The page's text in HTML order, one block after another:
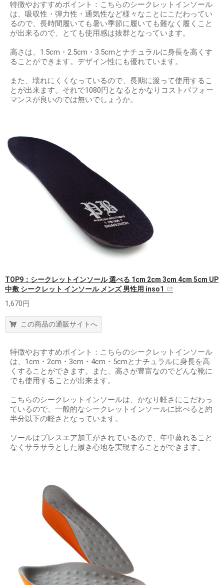
特徴やおすすめポイント：こちらのシークレットインソール
は、吸収性・弾力性・通気性など様々なことにこだわってい
るので、長時間履いても暑い季節に履いても難なく履くこと
が出来るので、とても使用感は抜群となっています。
高さは、1.5cm・2.5cm・3.5cmとナチュラルに身長を高くす
ることができます。デザイン性にも優れています。
また、壊れにくくなっているので、長期に渡って使用するこ
とが出来ます。それで1080円となるとかなりコストパフォー
マンスが良いのでは無いでしょうか。
TOP9：シークレットインソール 選べる 1cm 2cm 3cm 4cm 5cm UP
中敷 シークレット インソール メンズ 男性用 inso1
1,670円
この商品の通販サイトへ
特徴やおすすめポイント：こちらのシークレットインソール
は、1cm・2cm・3cm・4cm・5cmとナチュラルに身長を高
くすることができます。また、高さが豊富なのでどんな靴に
でも使用することが出来ます。
こちらのシークレットインソールは、かなり軽さにこだわっ
ているので、一般的なシークレットインソールに比べると約
半分以下の軽さとなっています。
ソールはブレスエア加工がされているので、年中蒸れること
なくサラサラとした履き心地を実現することができます。